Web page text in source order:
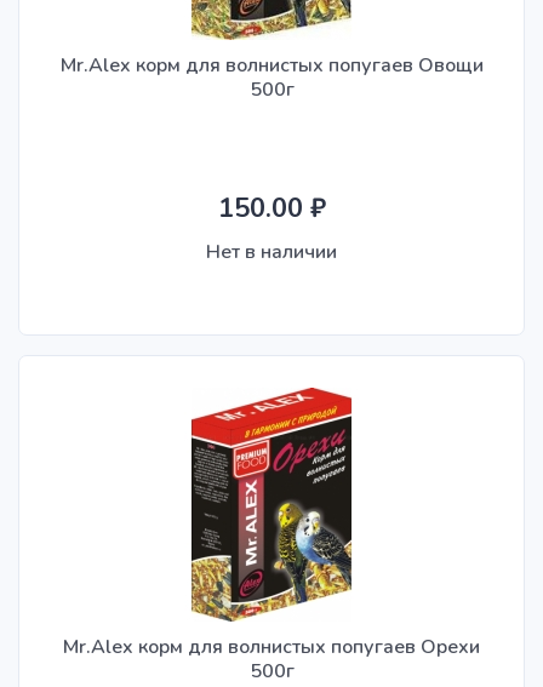
Mr.Alex корм для волнистых попугаев Овощи
500г
150.00 ₽
Нет в наличии
Mr.Alex корм для волнистых попугаев Орехи
500г